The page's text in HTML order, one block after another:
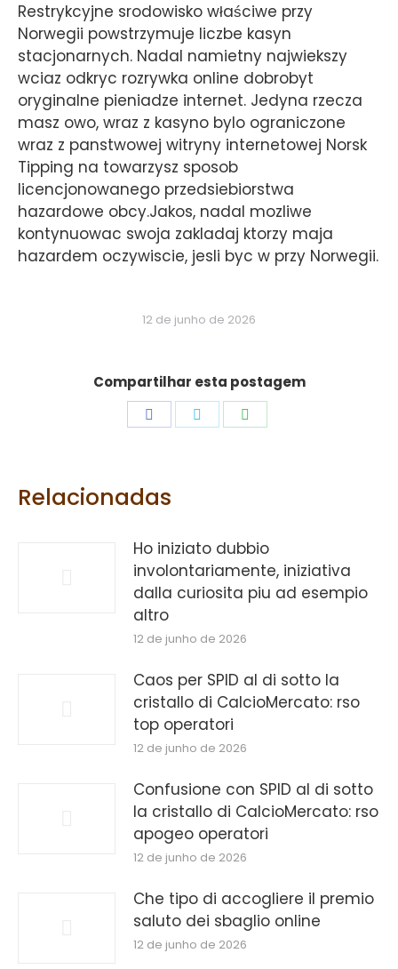
Restrykcyjne srodowisko właściwe przy
Norwegii powstrzymuje liczbe kasyn
stacjonarnych. Nadal namietny najwiekszy
wciaz odkryc rozrywka online dobrobyt
oryginalne pieniadze internet. Jedyna rzecza
masz owo, wraz z kasyno bylo ograniczone
wraz z panstwowej witryny internetowej Norsk
Tipping na towarzysz sposob
licencjonowanego przedsiebiorstwa
hazardowe obcy.Jakos, nadal mozliwe
kontynuowac swoja zakladaj ktorzy maja
hazardem oczywiscie, jesli byc w przy Norwegii.
12 de junho de 2026
Compartilhar esta postagem
Relacionadas
Ho iniziato dubbio
involontariamente, iniziativa
dalla curiosita piu ad esempio
altro
12 de junho de 2026
Caos per SPID al di sotto la
cristallo di CalcioMercato: rso
top operatori
12 de junho de 2026
Confusione con SPID al di sotto
la cristallo di CalcioMercato: rso
apogeo operatori
12 de junho de 2026
Che tipo di accogliere il premio
saluto dei sbaglio online
12 de junho de 2026